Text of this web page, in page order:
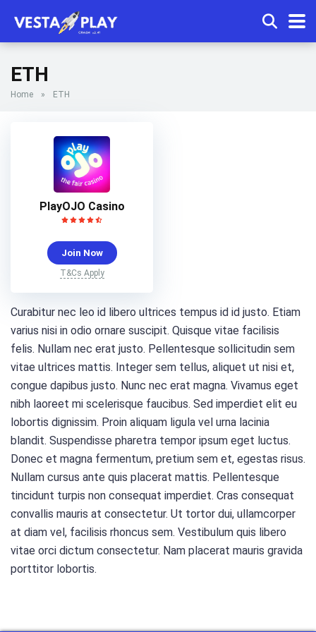
ETH
Home » ETH
PlayOJO Casino
Join Now
T&Cs Apply
Curabitur nec leo id libero ultrices tempus id id justo. Etiam
varius nisi in odio ornare suscipit. Quisque vitae facilisis
felis. Nullam nec erat justo. Pellentesque sollicitudin sem
vitae ultrices mattis. Integer sem tellus, aliquet ut nisi et,
congue dapibus justo. Nunc nec erat magna. Vivamus eget
nibh laoreet mi scelerisque faucibus. Sed imperdiet elit eu
lobortis dignissim. Proin aliquam ligula vel urna lacinia
blandit. Suspendisse pharetra tempor ipsum eget luctus.
Donec et magna fermentum, pretium sem et, egestas risus.
Nullam cursus ante quis placerat mattis. Pellentesque
tincidunt turpis non consequat imperdiet. Cras consequat
convallis mauris at consectetur. Ut tortor dui, ullamcorper
at diam vel, facilisis rhoncus sem. Vestibulum quis libero
vitae orci dictum consectetur. Nam placerat mauris gravida
porttitor lobortis.